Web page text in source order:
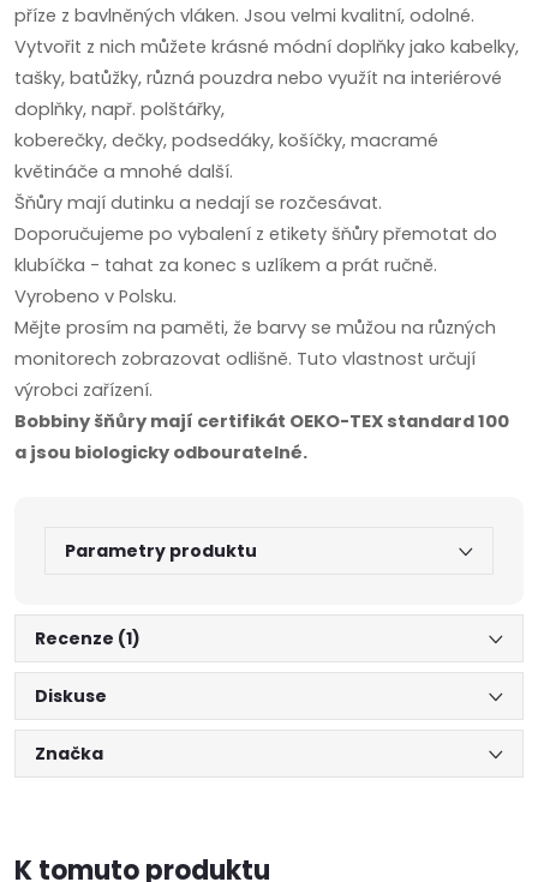
příze z bavlněných vláken. Jsou velmi kvalitní, odolné.
Vytvořit z nich můžete krásné módní doplňky jako kabelky,
tašky, batůžky, různá pouzdra nebo využít na interiérové
doplňky, např. polštářky,
koberečky, dečky, podsedáky, košíčky, macramé
květináče a mnohé další.
Šňůry mají dutinku a nedají se rozčesávat.
Doporučujeme po vybalení z etikety šňůry přemotat do
klubíčka - tahat za konec s uzlíkem a prát ručně.
Vyrobeno v Polsku.
Mějte prosím na paměti, že barvy se můžou na různých
monitorech zobrazovat odlišně. Tuto vlastnost určují
výrobci zařízení.
Bobbiny šňůry mají certifikát OEKO-TEX standard 100
a jsou biologicky odbouratelné.
Parametry produktu
Recenze (1)
Diskuse
Značka
K tomuto produktu